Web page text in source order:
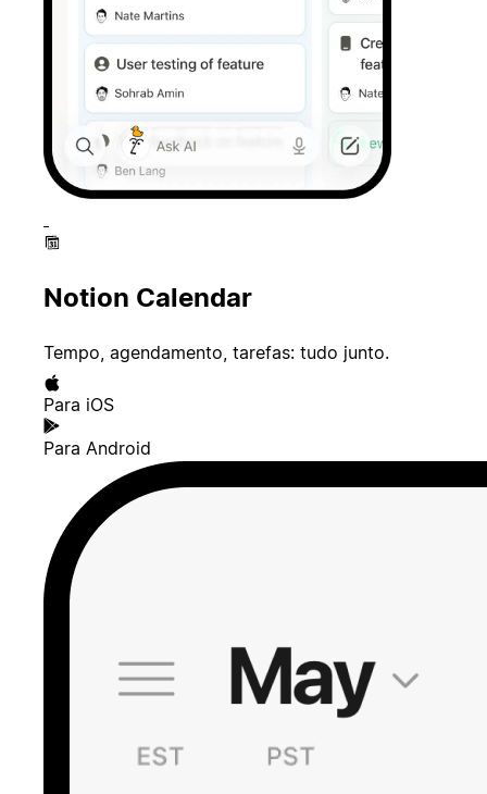
Notion Calendar
Tempo, agendamento, tarefas: tudo junto.
Para iOS
Para Android